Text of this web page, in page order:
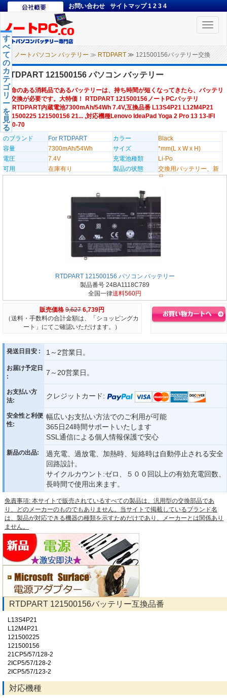
お問い合わせ サイトマップ 1 2 3 4
Toggle
ノートパソコン バッテリー ≫ RTDPART≫ 121500156バッテリー交換
す
べ
て
の
カ
テ
ゴ
リ
ー
を
見
る
RTDPART 121500156 パソコン バッテリー
寿命のある消耗品であるバッテリーは、持ち時間が短くなってきたら、バッテリ
ー交換が必要です。大特価！ RTDPART 121500156ノートPCバッテリ
ー,RTDPART内蔵電池7300mAh/54Wh 7.4V,互換品番 L13S4P21 L12M4P21
121500225 121500156 21... ,対応機種Lenovo IdeaPad Yoga 2 Pro 13 13-IFI
Y50-70
のブランド
For RTDPART カラー
Black
容量
7300mAh/54Wh サイズ
*mm(L x W x H)
電圧
7.4V 充電池種類
Li-Po
可用
在庫有り 製品の状態
交換用バッテリー、新
品
RTDPART 121500156 パソコン バッテリー
製品番号 24BA1118C789
全国一律送料560円
販売価格 9,627 6,739円
（送料・手数料の合計金額は、「ショッピングカ
ート」にてご確認いただけます。）
発送日目安 : 1～2営業日。
お届け予定日
:
7～20営業日。
お支払い方
法:
クレジットカード:
安全性と利便
性:
幅広いお支払い方法でのご利用が可能
365日24時間サポートいたします
SSL通信による個人情報保護で安心
新品の出品:
過充電、過放電、加熱時、短絡時は自動停止される安全
回路設計。
サイクルカウント:ゼロ、５００回以上の有効充電回数、
長時間で使用出来ます。
免責事項: 本サイトで販売されているすべての製品は、汎用型の交換部品であ
り、どのメーカーのものでもありません。当サイトで掲載しているブランド名
は、製品が対応できる機器の種類を示すためだけであり、メーカーとは関係あり
ません。
RTDPART 121500156バッテリー互換品番
L13S4P21
L12M4P21
121500225
121500156
21CP5/57/128-2
2ICP5/57/128-2
2ICP5/57/123-2
対応機種